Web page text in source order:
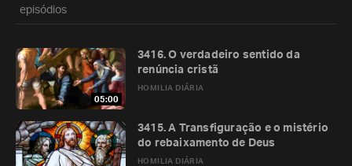
episódios
05:00
HOMILIA DIÁRIA
3416. O verdadeiro sentido da
renúncia cristã
HOMILIA DIÁRIA
3415. A Transfiguração e o mistério
do rebaixamento de Deus